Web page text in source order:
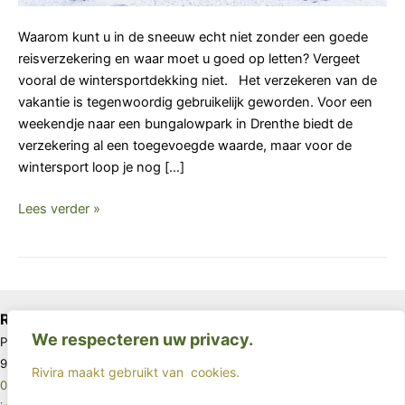
We respecteren uw privacy.
Rivira maakt gebruikt van cookies.
Waarom kunt u in de sneeuw echt niet zonder een goede
reisverzekering en waar moet u goed op letten? Vergeet
vooral de wintersportdekking niet. Het verzekeren van de
vakantie is tegenwoordig gebruikelijk geworden. Voor een
weekendje naar een bungalowpark in Drenthe biedt de
verzekering al een toegevoegde waarde, maar voor de
wintersport loop je nog […]
Lees verder »
Rivira
Postbus 67
9640 AB Veendam
085 - 4017963